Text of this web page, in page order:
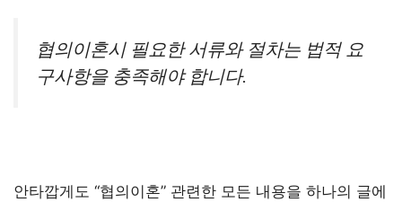
협의이혼시 필요한 서류와 절차는 법적 요
구사항을 충족해야 합니다.
안타깝게도 “협의이혼” 관련한 모든 내용을 하나의 글에